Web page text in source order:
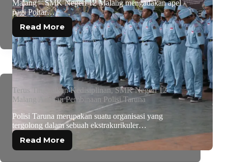
Malang – SMK Negeri 12 Malang mengadakan apel
pagi Poltar…
Read More
Terus Tingkatkan Kedisiplinan, SMK Negeri 12
Malang Adakan Pembinaan Polisi Taruna
Polisi Taruna merupakan suatu organisasi yang
tergolong dalam sebuah ekstrakurikuler…
Read More